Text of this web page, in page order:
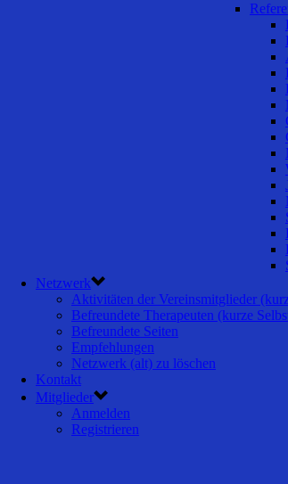
Netzwerk
Aktivitäten der Vereinsmitglieder
Befreundete Therapeuten (kurze
Befreundete Seiten
Empfehlungen
Netzwerk (alt) zu löschen
Kontakt
Mitglieder
Anmelden
Registrieren